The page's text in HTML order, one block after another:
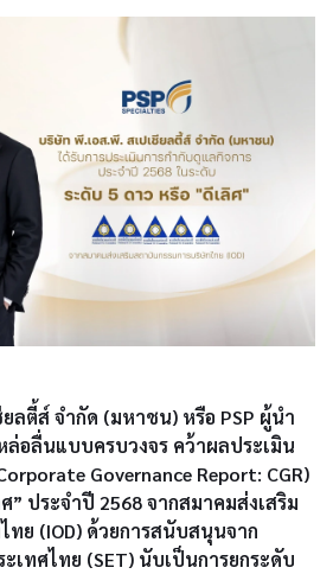
ลตี้ส์ จำกัด (มหาชน) หรือ PSP ผู้นำ
ลื่นแบบครบวงจร คว้าผลประเมิน
Governance Report: CGR)
” ประจำปี 2568 จากสมาคมส่งเสริม
ทย (IOD) ด้วยการสนับสนุนจาก
เทศไทย (SET) นับเป็นการยกระดับ